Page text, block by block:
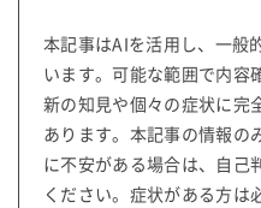
本記事はAIを活用し、一般
います。可能な範囲で内容
新の知見や個々の症状に完
あります。本記事の情報の
に不安がある場合は、自己
ください。症状がある方は